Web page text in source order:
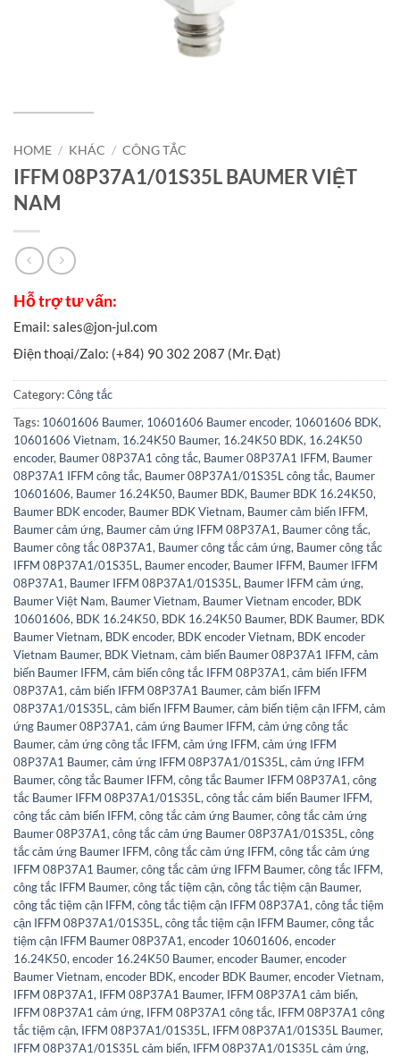
HOME / KHÁC / CÔNG TẮC
IFFM 08P37A1/01S35L BAUMER VIỆT
NAM
Category:Công tắc
Tags: 10601606 Baumer, 10601606 Baumer encoder, 10601606 BDK,
10601606 Vietnam, 16.24K50 Baumer, 16.24K50 BDK, 16.24K50
encoder, Baumer 08P37A1 công tắc, Baumer 08P37A1 IFFM, Baumer
08P37A1 IFFM công tắc, Baumer 08P37A1/01S35L công tắc, Baumer
10601606, Baumer 16.24K50, Baumer BDK, Baumer BDK 16.24K50,
Baumer BDK encoder, Baumer BDK Vietnam, Baumer cảm biến IFFM,
Baumer cảm ứng, Baumer cảm ứng IFFM 08P37A1, Baumer công tắc,
Baumer công tắc 08P37A1, Baumer công tắc cảm ứng, Baumer công tắc
IFFM 08P37A1/01S35L, Baumer encoder, Baumer IFFM, Baumer IFFM
08P37A1, Baumer IFFM 08P37A1/01S35L, Baumer IFFM cảm ứng,
Baumer Việt Nam, Baumer Vietnam, Baumer Vietnam encoder, BDK
10601606, BDK 16.24K50, BDK 16.24K50 Baumer, BDK Baumer, BDK
Baumer Vietnam, BDK encoder, BDK encoder Vietnam, BDK encoder
Vietnam Baumer, BDK Vietnam,cảm biến Baumer 08P37A1 IFFM,cảm
biến Baumer IFFM,cảm biến công tắc IFFM 08P37A1,cảm biến IFFM
08P37A1,cảm biến IFFM 08P37A1 Baumer,cảm biến IFFM
08P37A1/01S35L,cảm biến IFFM Baumer,cảm biến tiệm cận IFFM,cảm
ứng Baumer 08P37A1,cảm ứng Baumer IFFM,cảm ứng công tắc
Baumer,cảm ứng công tắc IFFM,cảm ứng IFFM,cảm ứng IFFM
08P37A1 Baumer,cảm ứng IFFM 08P37A1/01S35L,cảm ứng IFFM
Baumer,công tắc Baumer IFFM,công tắc Baumer IFFM 08P37A1,công
tắc Baumer IFFM 08P37A1/01S35L,công tắc cảm biến Baumer IFFM,
công tắc cảm biến IFFM,công tắc cảm ứng Baumer,công tắc cảm ứng
Baumer 08P37A1,công tắc cảm ứng Baumer 08P37A1/01S35L,công
tắc cảm ứng Baumer IFFM,công tắc cảm ứng IFFM,công tắc cảm ứng
IFFM 08P37A1 Baumer,công tắc cảm ứng IFFM Baumer,công tắc IFFM,
công tắc IFFM Baumer,công tắc tiệm cận,công tắc tiệm cận Baumer,
công tắc tiệm cận IFFM,công tắc tiệm cận IFFM 08P37A1,công tắc tiệm
cận IFFM 08P37A1/01S35L,công tắc tiệm cận IFFM Baumer,công tắc
tiệm cận IFFM Baumer 08P37A1,encoder 10601606,encoder
16.24K50,encoder 16.24K50 Baumer,encoder Baumer,encoder
Baumer Vietnam,encoder BDK,encoder BDK Baumer,encoder Vietnam,
IFFM 08P37A1, IFFM 08P37A1 Baumer, IFFM 08P37A1 cảm biến,
IFFM 08P37A1 cảm ứng, IFFM 08P37A1 công tắc, IFFM 08P37A1 công
tắc tiệm cận, IFFM 08P37A1/01S35L, IFFM 08P37A1/01S35L Baumer,
IFFM 08P37A1/01S35L cảm biến, IFFM 08P37A1/01S35L cảm ứng,